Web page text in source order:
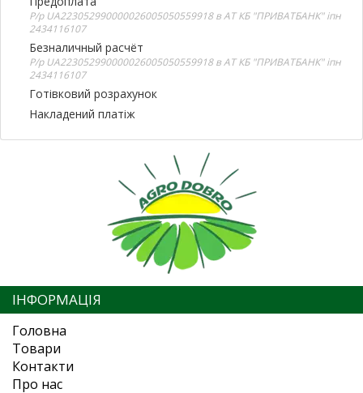
Р/р UA223052990000026005050559918 в АТ КБ "ПРИВАТБАНК" іпн
2434116107
Безналичный расчёт
Р/р UA223052990000026005050559918 в АТ КБ "ПРИВАТБАНК" іпн
2434116107
Готівковий розрахунок
Накладений платіж
ІНФОРМАЦІЯ
Головна
Товари
Контакти
Про нас